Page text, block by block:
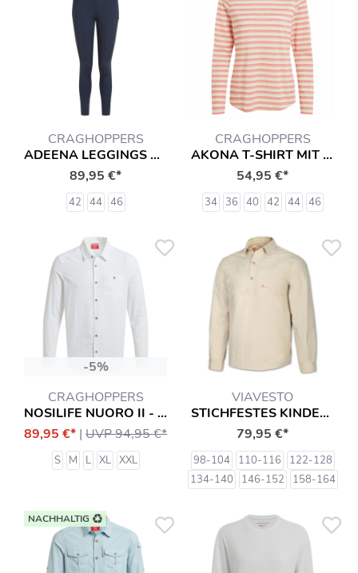
CRAGHOPPERS
ADEENA LEGGINGS MIT INSEKTENSCHUTZ HOSE
89,95 €*
42 44 46
CRAGHOPPERS
AKONA T-SHIRT MIT INSEKTENSCHUTZ LANGARMSHIRT HEMD
54,95 €*
34 36 40 42 44 46
-5%
CRAGHOPPERS
NOSILIFE NUORO II - HEMD MIT ANTI-INSEKT-SCHUTZ
89,95 €* | UVP 94,95 €*
S M L XL XXL
VIAVESTO
STICHFESTES KINDERHEMD CRIANSA
79,95 €*
98-104 110-116
122-128
134-140
146-152 158-164
NACHHALTIG